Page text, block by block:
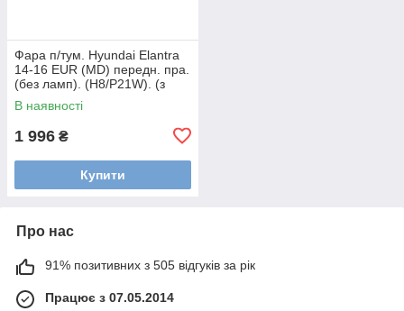
Фара п/тум. Hyundai Elantra
14-16 EUR (MD) передн. пра.
(без ламп). (H8/P21W). (з
функцією DRL)
В наявності
1 996 ₴
Купити
Про нас
91% позитивних з 505 відгуків за рік
Працює з 07.05.2014